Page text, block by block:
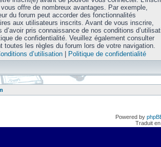
offre de nombreux avantages. Par exemple,
du forum peut accorder des fonctionnalités
aux utilisateurs inscrits. Avant de vous inscrire,
d’avoir pris connaissance de nos conditions
de confidentialité. Veuillez également consulter
toutes les règles du forum lors de votre navigation.
d’utilisation| Politique de confidentialité
Powered by
Traduit